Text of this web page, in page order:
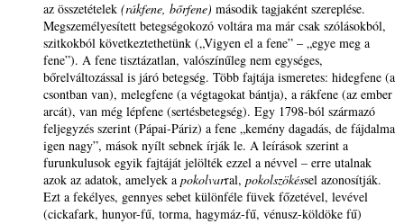
az összetételek (rákfene, bőrfene) második tagjaként szereplése.
Megszemélyesített betegségokozó voltára ma már csak szólásokból,
szitkokból következtethetünk („Vigyen el a fene” – „egye meg a
fene”). A fene tisztázatlan, valószínűleg nem egységes,
bőrelváltozással is járó betegség. Több fajtája ismeretes: hidegfene (a
csontban van), melegfene (a végtagokat bántja), a rákfene (az ember
arcát), van még lépfene (sertésbetegség). Egy 1798-ból származó
feljegyzés szerint (Pápai-Páriz) a fene „kemény dagadás, de fájdalma
igen nagy”, mások nyílt sebnek írják le. A leírások szerint a
furunkulusok egyik fajtáját jelölték ezzel a névvel – erre utalnak
azok az adatok, amelyek a pokolvarral, pokolszökéssel azonosítják.
Ezt a fekélyes, gennyes sebet különféle füvek főzetével, levével
(cickafark, hunyor-fű, torma, hagymáz-fű, vénusz-köldöke fű)